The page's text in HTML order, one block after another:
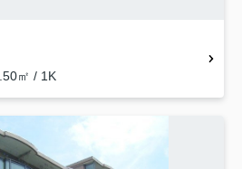
㎡ / 1K